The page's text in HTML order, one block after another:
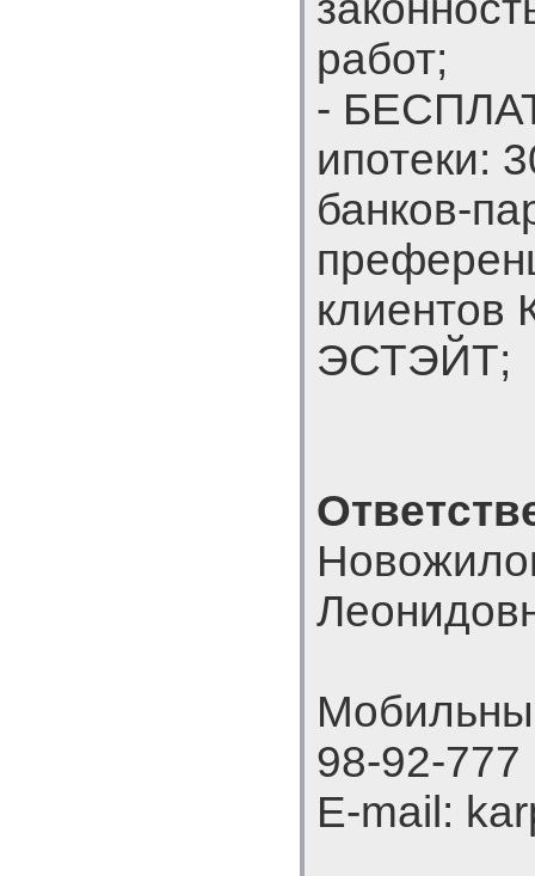
работ;
-
ипотеки:
банков-
клиентов
ЭСТЭЙТ;
98-92-777
E-mail: